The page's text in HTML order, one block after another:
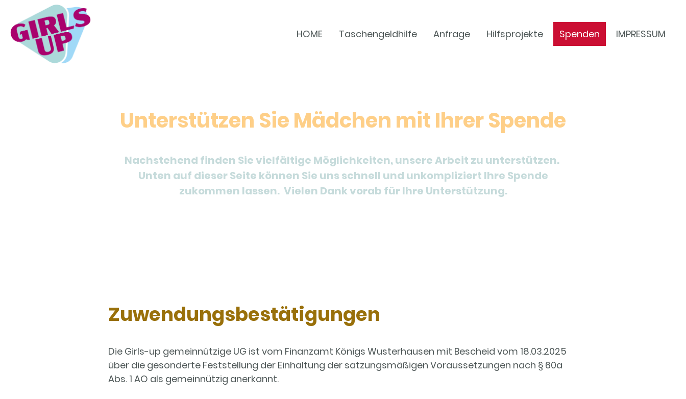
HOME Taschengeldhilfe Anfrage Hilfsprojekte Spenden IMPRESSUM
Unterstützen Sie Mädchen mit Ihrer Spende
Nachstehend finden Sie vielfältige Möglichkeiten, unsere Arbeit zu unterstützen.
Unten auf dieser Seite können Sie uns schnell und unkompliziert Ihre Spende
zukommen lassen. Vielen Dank vorab für Ihre Unterstützung.
Zuwendungsbestätigungen
Die Girls-up gemeinnützige UG ist vom Finanzamt Königs Wusterhausen mit Bescheid vom 18.03.2025
über die gesonderte Feststellung der Einhaltung der satzungsmäßigen Voraussetzungen nach § 60a
Abs. 1 AO als gemeinnützig anerkannt.